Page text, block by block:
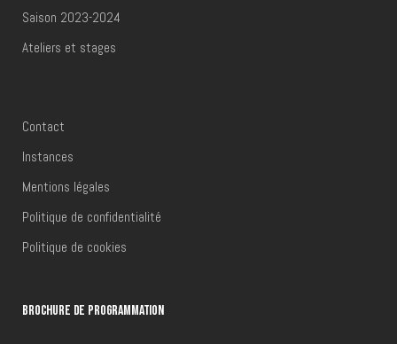
Saison 2023-2024
Ateliers et stages
Contact
Instances
Mentions légales
Politique de confidentialité
Politique de cookies
BROCHURE DE PROGRAMMATION